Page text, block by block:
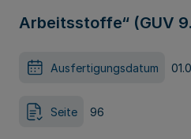
Arbeitsstoffe“ (GUV
Ausfertigungsdatum
Seite 96